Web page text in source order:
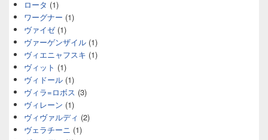
ロータ (1)
ワーグナー (1)
ヴァイゼ(1)
ヴァーゲンザイル (1)
ヴィエニャフスキ (1)
ヴィット (1)
ヴィドール (1)
ヴィラ=ロボス (3)
ヴィレーン (1)
ヴィヴァルディ (2)
ヴェラチーニ (1)